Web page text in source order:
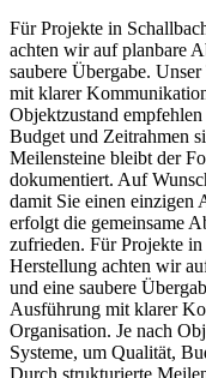
Für Projekte in
achten wir auf planbare
saubere Übergabe.
mit klarer
Objektzustand
Budget und Zeitrahmen
Meilensteine bleibt der
dokumentiert. Auf
damit Sie einen einzigen
erfolgt die gemeinsame
zufrieden. Für Projekte
Herstellung achten wir
und eine saubere
Ausführung mit klarer
Organisation. Je nach
Systeme, um Qualität,